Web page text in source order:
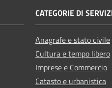
CATEGORIE DI
Anagrafe e stato civile
Cultura e tempo libero
Imprese e Commercio
Catasto e urbanistica